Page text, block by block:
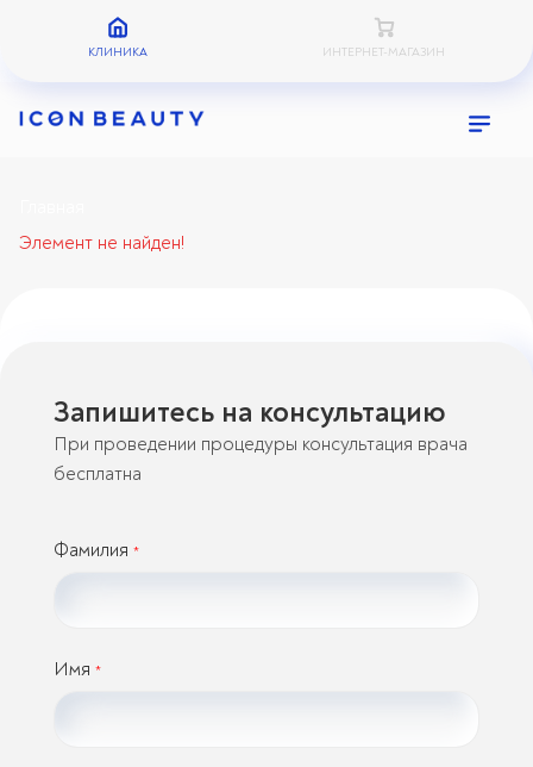
КЛИНИКА ИНТЕРНЕТ-МАГАЗИН
Элемент не найден!
Запишитесь на консультацию
При проведении процедуры консультация врача
бесплатна
Фамилия *
Имя *